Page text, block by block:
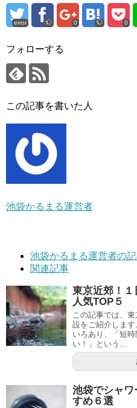
error 0 0
フォローする
この記事を書いた人
池袋かるまる運営者
池袋かるまる運営者の
関連記事
東京近郊！
人気TOP５
この記事では、
設をご紹介しま
いろあり、「短
い！」という...
池袋でシャ
すめ６選